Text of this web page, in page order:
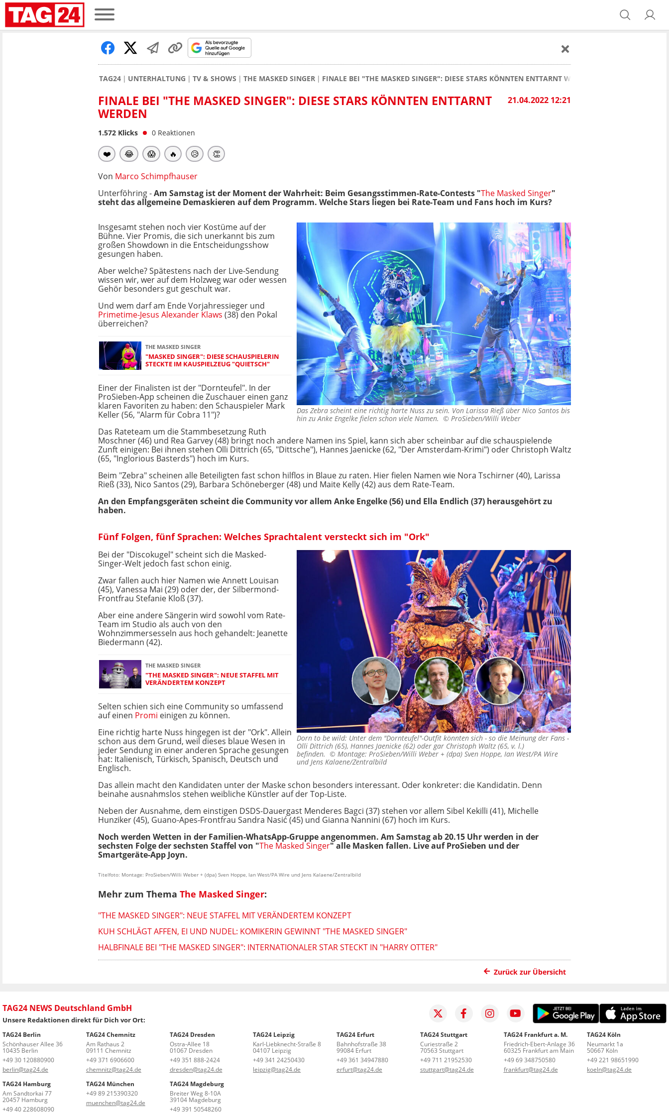
TAG24 UNTERHALTUNG TV & SHOWS THE MASKED SINGER FINALE BEI "THE MASKED SINGER": DIESE STARS KÖNNTEN ENTTARNT WERDEN
21.04.2022 12:21
FINALE BEI "THE MASKED SINGER": DIESE STARS KÖNNTEN ENTTARNT
WERDEN
1.572 Klicks 0 Reaktionen
❤️ 😂 😱 🔥 😥 👏
Von Marco Schimpfhauser
Unterföhring -Am Samstag ist der Moment der Wahrheit: Beim Gesangsstimmen-Rate-Contests "The Masked Singer"
steht das allgemeine Demaskieren auf dem Programm. Welche Stars liegen bei Rate-Team und Fans hoch im Kurs?
Das Zebra scheint eine richtig harte Nuss zu sein. Von Larissa Rieß über Nico Santos bis
hin zu Anke Engelke fielen schon viele Namen. © ProSieben/Willi Weber
Insgesamt stehen noch vier Kostüme auf der
Bühne. Vier Promis, die sich unerkannt bis zum
großen Showdown in die Entscheidungsshow
gesungen haben.
Aber welche? Spätestens nach der Live-Sendung
wissen wir, wer auf dem Holzweg war oder wessen
Gehör besonders gut geschult war.
Und wem darf am Ende Vorjahressieger und
Primetime-Jesus Alexander Klaws (38) den Pokal
überreichen?
THE MASKED SINGER
"MASKED SINGER": DIESE SCHAUSPIELERIN
STECKTE IM KAUSPIELZEUG "QUIETSCH"
Einer der Finalisten ist der "Dornteufel". In der
ProSieben-App scheinen die Zuschauer einen ganz
klaren Favoriten zu haben: den Schauspieler Mark
Keller (56, "Alarm für Cobra 11")?
Das Rateteam um die Stammbesetzung Ruth
Moschner (46) und Rea Garvey (48) bringt noch andere Namen ins Spiel, kann sich aber scheinbar auf die schauspielende
Zunft einigen: Bei ihnen stehen Olli Dittrich (65, "Dittsche"), Hannes Jaenicke (62, "Der Amsterdam-Krimi") oder Christoph Waltz
(65, "Inglorious Basterds") hoch im Kurs.
Beim "Zebra" scheinen alle Beteiligten fast schon hilflos in Blaue zu raten. Hier fielen Namen wie Nora Tschirner (40), Larissa
Rieß (33), Nico Santos (29), Barbara Schöneberger (48) und Maite Kelly (42) aus dem Rate-Team.
An den Empfangsgeräten scheint die Community vor allem Anke Engelke (56) und Ella Endlich (37) herausgehört zu
haben.
Fünf Folgen, fünf Sprachen: Welches Sprachtalent versteckt sich im "Ork"
Dorn to be wild: Unter dem "Dornteufel"-Outfit könnten sich - so die Meinung der Fans -
Olli Dittrich (65), Hannes Jaenicke (62) oder gar Christoph Waltz (65, v. l.)
befinden. © Montage: ProSieben/Willi Weber + (dpa) Sven Hoppe, Ian West/PA Wire
und Jens Kalaene/Zentralbild
Bei der "Discokugel" scheint sich die Masked-
Singer-Welt jedoch fast schon einig.
Zwar fallen auch hier Namen wie Annett Louisan
(45), Vanessa Mai (29) oder der, der Silbermond-
Frontfrau Stefanie Kloß (37).
Aber eine andere Sängerin wird sowohl vom Rate-
Team im Studio als auch von den
Wohnzimmersesseln aus hoch gehandelt: Jeanette
Biedermann (42).
THE MASKED SINGER
"THE MASKED SINGER": NEUE STAFFEL MIT
VERÄNDERTEM KONZEPT
Selten schien sich eine Community so umfassend
auf einen Promi einigen zu können.
Eine richtig harte Nuss hingegen ist der "Ork". Allein
schon aus dem Grund, weil dieses blaue Wesen in
jeder Sendung in einer anderen Sprache gesungen
hat: Italienisch, Türkisch, Spanisch, Deutsch und
Englisch.
Das allein macht den Kandidaten unter der Maske schon besonders interessant. Oder konkreter: die Kandidatin. Denn
beinahe ausnahmslos stehen weibliche Künstler auf der Top-Liste.
Neben der Ausnahme, dem einstigen DSDS-Dauergast Menderes Bagci (37) stehen vor allem Sibel Kekilli (41), Michelle
Hunziker (45), Guano-Apes-Frontfrau Sandra Nasić (45) und Gianna Nannini (67) hoch im Kurs.
Noch werden Wetten in der Familien-WhatsApp-Gruppe angenommen. Am Samstag ab 20.15 Uhr werden in der
sechsten Folge der sechsten Staffel von "The Masked Singer" alle Masken fallen. Live auf ProSieben und der
Smartgeräte-App Joyn.
Titelfoto: Montage: ProSieben/Willi Weber + (dpa) Sven Hoppe, Ian West/PA Wire und Jens Kalaene/Zentralbild
Mehr zum Thema The Masked Singer:
"THE MASKED SINGER": NEUE STAFFEL MIT VERÄNDERTEM KONZEPT
KUH SCHLÄGT AFFEN, EI UND NUDEL: KOMIKERIN GEWINNT "THE MASKED SINGER"
HALBFINALE BEI "THE MASKED SINGER": INTERNATIONALER STAR STECKT IN "HARRY OTTER"
Zurück zur Übersicht
TAG24 NEWS Deutschland GmbH
Unsere Redaktionen direkt für Dich vor Ort:
TAG24 Berlin
Schönhauser Allee 36
10435 Berlin
+49 30 120880900
berlin@tag24.de
TAG24 Chemnitz
Am Rathaus 2
09111 Chemnitz
+49 371 6906600
chemnitz@tag24.de
TAG24 Dresden
Ostra-Allee 18
01067 Dresden
+49 351 888-2424
dresden@tag24.de
TAG24 Leipzig
Karl-Liebknecht-Straße 8
04107 Leipzig
+49 341 24250430
leipzig@tag24.de
TAG24 Erfurt
Bahnhofstraße 38
99084 Erfurt
+49 361 34947880
erfurt@tag24.de
TAG24 Stuttgart
Curiestraße 2
70563 Stuttgart
+49 711 21952530
stuttgart@tag24.de
TAG24 Frankfurt a. M.
Friedrich-Ebert-Anlage 36
60325 Frankfurt am Main
+49 69 348750580
frankfurt@tag24.de
TAG24 Köln
Neumarkt 1a
50667 Köln
+49 221 98651990
koeln@tag24.de
TAG24 Hamburg
Am Sandtorkai 77
20457 Hamburg
+49 40 228608090
TAG24 München
+49 89 215390320
muenchen@tag24.de
TAG24 Magdeburg
Breiter Weg 8-10A
39104 Magdeburg
+49 391 50548260